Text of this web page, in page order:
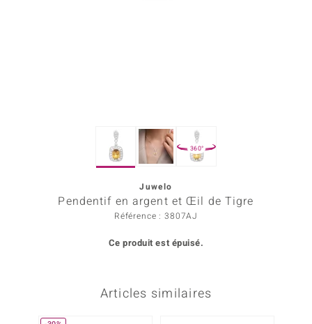
360°
Juwelo
Pendentif en argent et Œil de Tigre
Référence : 3807AJ
Ce produit est épuisé.
Articles similaires